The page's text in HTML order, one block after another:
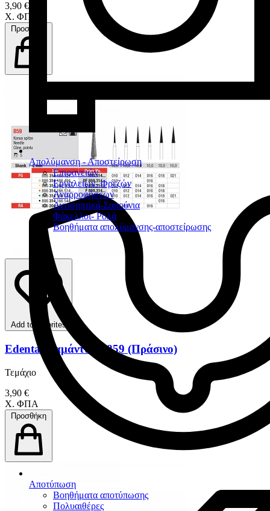
Απολύμανση - Αποστείρωση
Επιφανειών
Εργαλείων- Φρεζών
Αναρροφήσεων
Αντισηπτικά-Σαπούνια
Φάκελλοι- Ρολά
Βοηθήματα απολύμανσης-αποστείρωσης
Αποτύπωση
Βοηθήματα αποτύπωσης
Πολυαιθέρες
3,90 €
Χ. ΦΠΑ
Προσθήκη
Add to favorites
Edenta Διαμάντια G859 (Πράσινο)
Τεμάχιο
3,90 €
Χ. ΦΠΑ
Προσθήκη